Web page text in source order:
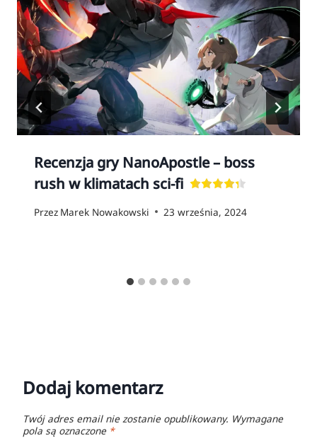
Recenzja gry NanoApostle – boss
rush w klimatach sci-fi
Przez Marek Nowakowski 23 września, 2024
Dodaj komentarz
Twój adres email nie zostanie opublikowany. Wymagane
pola są oznaczone *